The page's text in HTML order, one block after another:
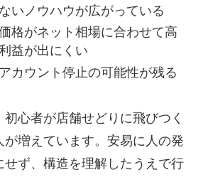
いノウハウが広がっている
格がネット相場に合わせて高
益が出にくい
カウント停止の可能性が残る
心者が店舗せどりに飛びつく
が増えています。安易に人の発
せず、構造を理解したうえで行